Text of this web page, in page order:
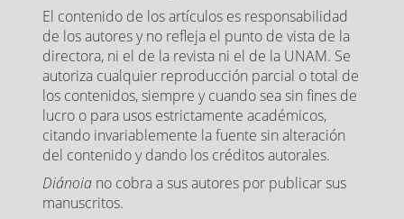
El contenido de los artículos es responsabilidad
de los autores y no refleja el punto de vista de la
directora, ni el de la revista ni el de la UNAM. Se
autoriza cualquier reproducción parcial o total de
los contenidos, siempre y cuando sea sin fines de
lucro o para usos estrictamente académicos,
citando invariablemente la fuente sin alteración
del contenido y dando los créditos autorales.
Diánoia no cobra a sus autores por publicar sus
manuscritos.